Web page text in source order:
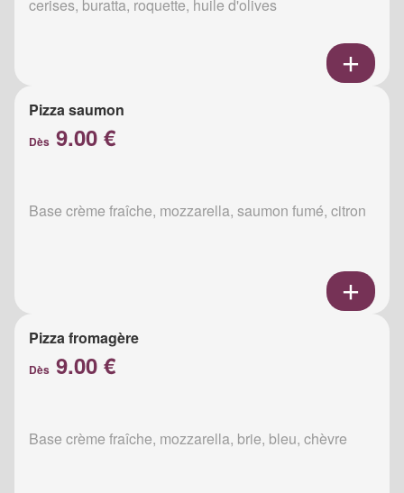
cerises, buratta, roquette, huile d'olives
Pizza saumon
Dès 9.00 €
Base crème fraîche, mozzarella, saumon fumé, citron
Pizza fromagère
Dès 9.00 €
Base crème fraîche, mozzarella, brie, bleu, chèvre